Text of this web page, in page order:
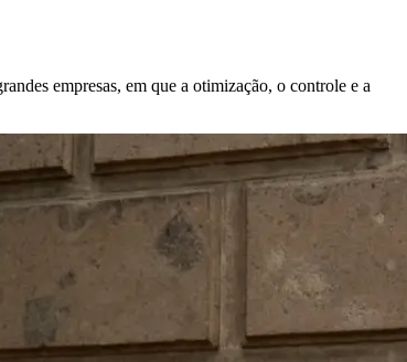
empresas, em que a otimização, o controle e a